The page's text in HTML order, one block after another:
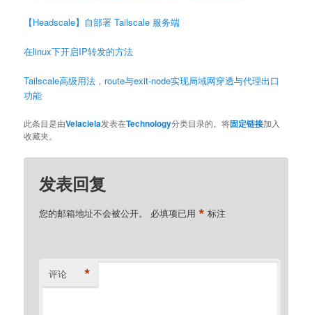
【Headscale】自部署 Tailscale 服务端
在linux下开启IP转发的方法
Tailscale高级用法，route与exit-node实现局域网穿透与代理出口
功能
此条目是由Velaciela发表在Technology分类目录的。将固定链接加入
收藏夹。
发表回复
您的邮箱地址不会被公开。 必填项已用* 标注
评论 *